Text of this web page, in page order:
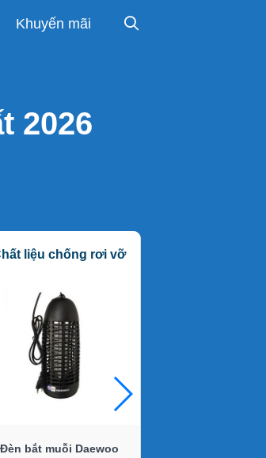
Khuyến mãi
2026
liệu chống rơi vỡ
Đèn bắt muỗi Daewoo